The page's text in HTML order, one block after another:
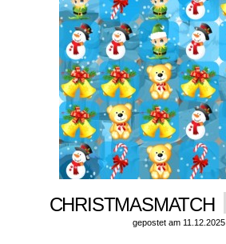
CHRISTMASMATCH
gepostet am 11.12.2025